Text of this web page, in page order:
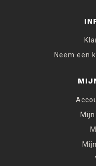
Neem een